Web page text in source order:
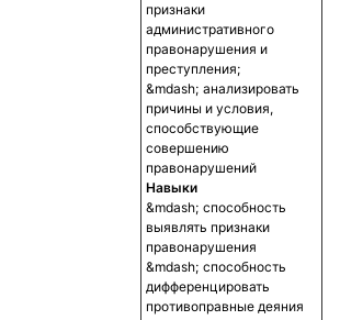
признаки
административного
правонарушения и
преступления;
анализировать
причины и условия,
способствующие
совершению
правонарушений
Навыки
способность
выявлять признаки
правонарушения
способность
дифференцировать
противоправные деяния